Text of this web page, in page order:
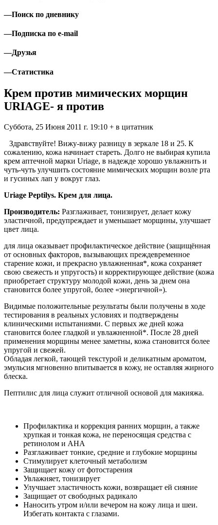
—Поиск по дневнику
—Подписка по e-mail
—Друзья
—Статистика
Крем против мимических морщин
URIAGE- я против
Суббота, 25 Июня 2011 г. 19:10 + в цитатник
Здравствуйте! Вижу-вижу разницу в зеркале 18 и 25. К
сожалению, кожа начинает стареть. Долго не выбирая купила
крем аптечной марки Uriage, в надежде хорошо увлажнить и
чуть-чуть улучшить состояние мимических морщин возле рта
и гусиных лап у вокруг глаз.
Uriage Peptilys. Крем для лица.
Производитель: Разглаживает, тонизирует, делает кожу
эластичной, предупреждает и уменьшает морщины, улучшает
цвет лица.
для лица оказывает профилактическое действие (защищённая
от основных факторов, вызывающих преждевременное
старение кожи, и прекрасно увлажненная*, кожа сохраняет
свою свежесть и упругость) и корректирующее действие (кожа
приобретает структуру молодой кожи, день за днем она
становится более упругой, более «энергичной»).
Видимые положительные результаты были получены в ходе
тестирования в реальных условиях и подтверждены
клиническими испытаниями. С первых же дней кожа
становится более гладкой и увлажненной*. После 28 дней
применения морщины менее заметны, кожа становится более
упругой и свежей.
Обладая легкой, тающей текстурой и деликатным ароматом,
эмульсия мгновенно впитывается в кожу, не оставляя жирного
блеска.
Пептилис для лица служит отличной основой для макияжа.
Профилактика и коррекция ранних морщин, а также
хрупкая и тонкая кожа, не переносящая средства с
ретинолом и АНА
Разглаживает тонкие, средние и глубокие морщины
Стимулирует клеточный метаболизм
Защищает кожу от фотостарения
Увлажняет, тонизирует
Улучшает эластичность кожи, возвращает ей сияние
Защищает от свободных радикало
Наносить утром и/или вечером на кожу лица и шеи.
Избегать контакта с глазами.